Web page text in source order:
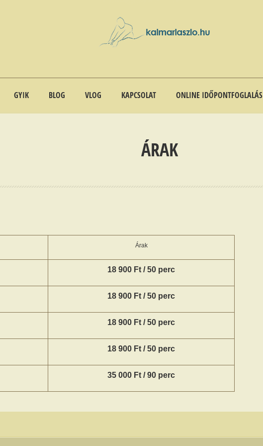
GYIK BLOG VLOG KAPCSOLAT ONLINE IDŐPONTFOGLALÁS
ÁRAK
Árak
18 900 Ft / 50 perc
18 900 Ft / 50 perc
18 900 Ft / 50 perc
18 900 Ft / 50 perc
35 000 Ft / 90 perc